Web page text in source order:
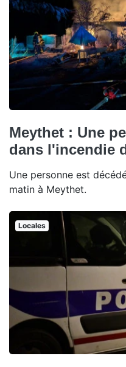
Meythet : Une
dans l'incendie
Une personne est
matin à Meythet.
Locales